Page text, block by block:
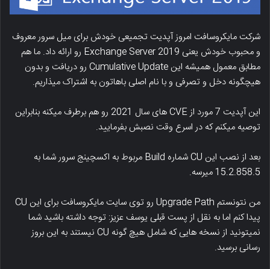
شرکت مایکروسافت امروز آپدیت تجمیعی خودش برای میل سرور معروف
و محبوب خودش یعنی Exchange Server 2019 رو ارائه داد. ما هم
مطابق معمول همیشه این Cumulative Update رو دریافت و بدون
هیچگونه دخل و تصرفی و با نام اصلی باهاتون به اشتراک میذاریم.
این آپدیت 7 مورد از CVE های سال 2021 رو هم برطرف میکنه بنابراین
توصیه میکنم که در اسرع وقت نصبش بفرمایید.
بعد از نصب این CU شماره Build مربوط به اکسچینج سرور شما به
15.2.858.5 میرسه.
من نتونستم Upgrade Path رو توی سایت مایکروسافت برای این CU
پیدا کنم اما به نقل از پست قبلی یوسف عزیز: توجه داشته باشید شما
نمیتونید از نسخه هایی که شامل هیچ گونه CU نیستند به این بروز
رسانی برسید.